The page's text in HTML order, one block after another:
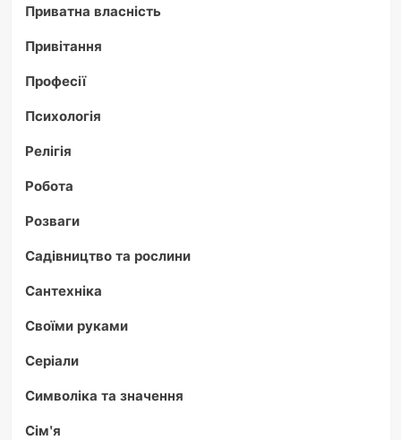
Приватна власність
Привітання
Професії
Психологія
Релігія
Робота
Розваги
Садівництво та рослини
Сантехніка
Своїми руками
Серіали
Символіка та значення
Сім'я